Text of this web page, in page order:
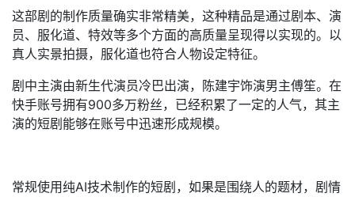
这部剧的制作质量确实非常精美，这种精品是通过剧本、演
员、服化道、特效等多个方面的高质量呈现得以实现的。以
真人实景拍摄，服化道也符合人物设定特征。
剧中主演由新生代演员冷巴出演，陈建宇饰演男主傅笙。在
快手账号拥有900多万粉丝，已经积累了一定的人气，其主
演的短剧能够在账号中迅速形成规模。
常规使用纯AI技术制作的短剧，如果是围绕人的题材，剧情